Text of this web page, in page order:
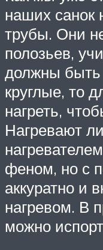
наших санок
трубы. Они
полозьев,
должны быть
круглые, то
нагреть,
Нагревают
феном, но с
аккуратно и
нагревом. В
можно